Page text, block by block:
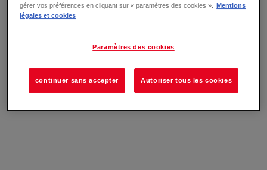
gérer vos préférences en cliquant sur « paramètres des cookies ».
Mentions
légales et cookies
Paramètres des cookies
continuer sans accepter Autoriser tous les cookies